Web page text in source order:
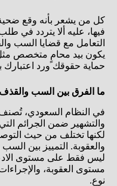
كل من يشعر بأنه وقع ضحية
فيها، عليه ألا يتردد في
التعامل مع قضايا السب
يكون بيد محامٍ متخصص
حماية حقوقك ورد اعتبارك
ما الفرق بين السب
في النظام السعودي،
والتشهير ضمن الجرائم
لكنها تختلف من حيث
والعقوبة. التمييز بين السب
ليس فقط على مستوى
مستوى العقوبة،
نوع.